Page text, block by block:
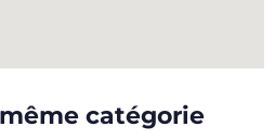
catégorie